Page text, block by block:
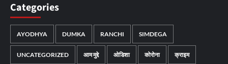
Categories
AYODHYA DUMKA RANCHI SIMDEGA
UNCATEGORIZED आम मुद्दे ओडिशा कोरोना क्राइम